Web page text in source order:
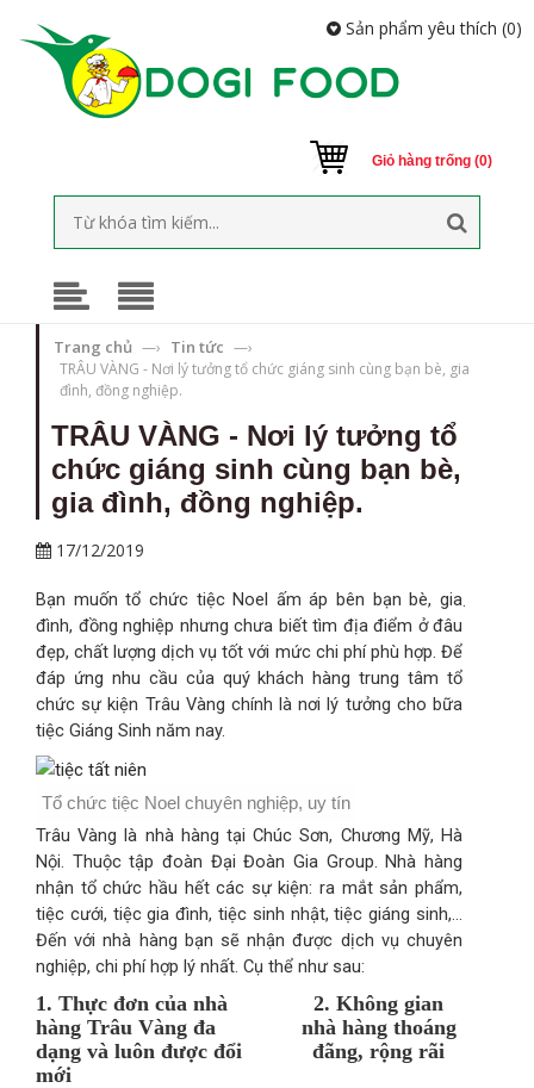
Giỏ hàng trống (0)
Sản phẩm yêu thích (0)
Trang chủ —› Tin tức —›
TRÂU VÀNG - Nơi lý tưởng tổ chức giáng sinh cùng bạn bè, gia
đình, đồng nghiệp.
TRÂU VÀNG - Nơi lý tưởng tổ
chức giáng sinh cùng bạn bè,
gia đình, đồng nghiệp.
17/12/2019
Bạn muốn tổ chức tiệc Noel ấm áp bên bạn bè, gia
đình, đồng nghiệp nhưng chưa biết tìm địa điểm ở đâu
đẹp, chất lượng dịch vụ tốt với mức chi phí phù hợp. Để
đáp ứng nhu cầu của quý khách hàng trung tâm tổ
chức sự kiện Trâu Vàng chính là nơi lý tưởng cho bữa
tiệc Giáng Sinh năm nay.
Tổ chức tiệc Noel chuyên nghiệp, uy tín
Trâu Vàng là nhà hàng tại Chúc Sơn, Chương Mỹ, Hà
Nội. Thuộc tập đoàn Đại Đoàn Gia Group. Nhà hàng
nhận tổ chức hầu hết các sự kiện: ra mắt sản phẩm,
tiệc cưới, tiệc gia đình, tiệc sinh nhật, tiệc giáng sinh,…
Đến với nhà hàng bạn sẽ nhận được dịch vụ chuyên
nghiệp, chi phí hợp lý nhất. Cụ thể như sau:
1. Thực đơn của nhà
hàng Trâu Vàng đa
dạng và luôn được đổi
mới
2. Không gian
nhà hàng thoáng
đãng, rộng rãi
.